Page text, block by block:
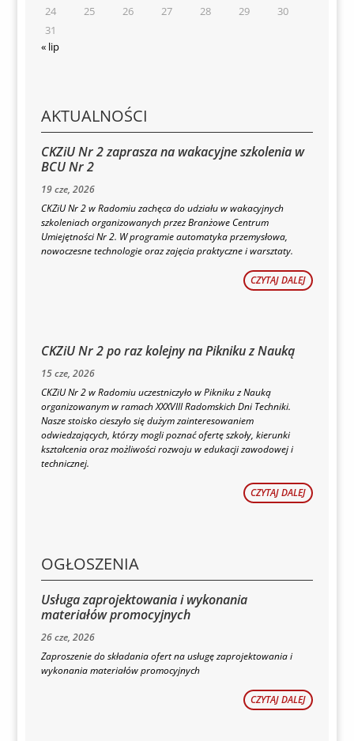
24
25 26 27 28 29
30
31
« lip
AKTUALNOŚCI
CKZiU Nr 2 zaprasza na wakacyjne szkolenia w
BCU Nr 2
19 cze, 2026
CKZiU Nr 2 w Radomiu zachęca do udziału w wakacyjnych
szkoleniach organizowanych przez Branżowe Centrum
Umiejętności Nr 2. W programie automatyka przemysłowa,
nowoczesne technologie oraz zajęcia praktyczne i warsztaty.
CZYTAJ DALEJ
CKZiU Nr 2 po raz kolejny na Pikniku z Nauką
15 cze, 2026
CKZiU Nr 2 w Radomiu uczestniczyło w Pikniku z Nauką
organizowanym w ramach XXXVIII Radomskich Dni Techniki.
Nasze stoisko cieszyło się dużym zainteresowaniem
odwiedzających, którzy mogli poznać ofertę szkoły, kierunki
kształcenia oraz możliwości rozwoju w edukacji zawodowej i
technicznej.
CZYTAJ DALEJ
OGŁOSZENIA
Usługa zaprojektowania i wykonania
materiałów promocyjnych
26 cze, 2026
Zaproszenie do składania ofert na usługę zaprojektowania i
wykonania materiałów promocyjnych
CZYTAJ DALEJ